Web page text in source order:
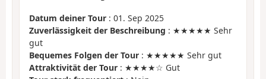
Datum deiner Tour : 01. Sep 2025
Zuverlässigkeit der Beschreibung : ★★★★★ Sehr
gut
Bequemes Folgen der Tour : ★★★★★ Sehr gut
Attraktivität der Tour : ★★★★☆ Gut